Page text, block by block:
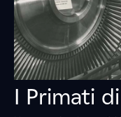
I Primati